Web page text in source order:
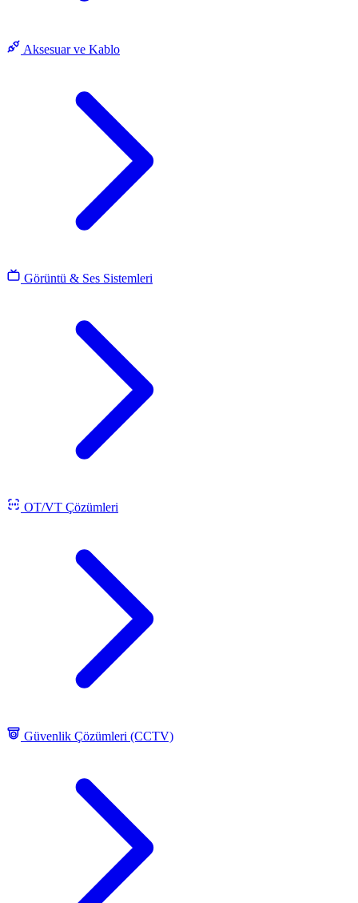
Aksesuar ve Kablo
Görüntü & Ses Sistemleri
OT/VT Çözümleri
Güvenlik Çözümleri (CCTV)